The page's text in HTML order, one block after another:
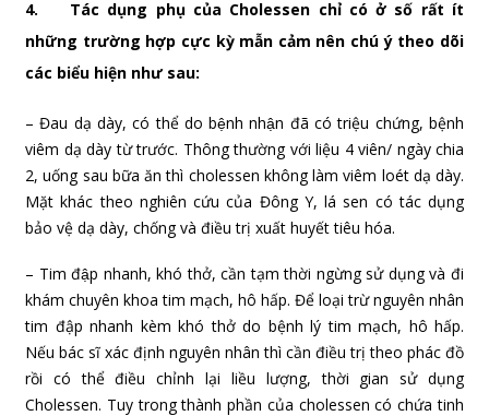
4. Tác dụng phụ của Cholessen chỉ có ở số rất ít
những trường hợp cực kỳ mẫn cảm nên chú ý theo dõi
các biểu hiện như sau:
– Đau dạ dày, có thể do bệnh nhận đã có triệu chứng, bệnh
viêm dạ dày từ trước. Thông thường với liệu 4 viên/ ngày chia
2, uống sau bữa ăn thì cholessen không làm viêm loét dạ dày.
Mặt khác theo nghiên cứu của Đông Y, lá sen có tác dụng
bảo vệ dạ dày, chống và điều trị xuất huyết tiêu hóa.
– Tim đập nhanh, khó thở, cần tạm thời ngừng sử dụng và đi
khám chuyên khoa tim mạch, hô hấp. Để loại trừ nguyên nhân
tim đập nhanh kèm khó thở do bệnh lý tim mạch, hô hấp.
Nếu bác sĩ xác định nguyên nhân thì cần điều trị theo phác đồ
rồi có thể điều chỉnh lại liều lượng, thời gian sử dụng
Cholessen. Tuy trong thành phần của cholessen có chứa tinh